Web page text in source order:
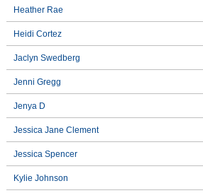
Heather Rae
Heidi Cortez
Jaclyn Swedberg
Jenni Gregg
Jenya D
Jessica Jane Clement
Jessica Spencer
Kylie Johnson